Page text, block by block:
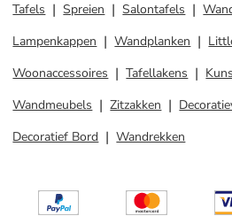
Tafels
Spreien Salontafels
Lampenkappen
Wandplanken
Woonaccessoires
Tafellakens
Wandmeubels
Zitzakken
Decoratief Bord
Wandrekken